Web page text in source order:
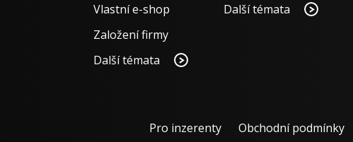
Vlastní e-shop
Založení firmy
Další témata
Další témata
Pro inzerenty Obchodní podmínky